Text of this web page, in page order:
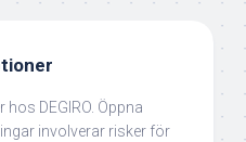
DEGIRO. Öppna
involverar risker för